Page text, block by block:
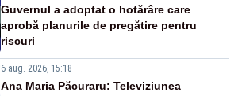
Guvernul a adoptat o hotărâre care
aprobă planurile de pregătire pentru
riscuri
6 aug. 2026, 15:18
Ana Maria Păcuraru: Televiziunea